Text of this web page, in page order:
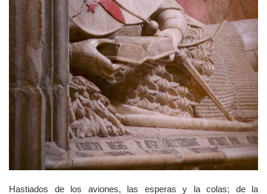
Hastiados de los aviones, las esperas y la colas; de la